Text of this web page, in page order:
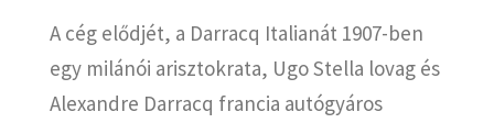
A cég elődjét, a Darracq Italianát 1907-ben
egy milánói arisztokrata, Ugo Stella lovag és
Alexandre Darracq francia autógyáros